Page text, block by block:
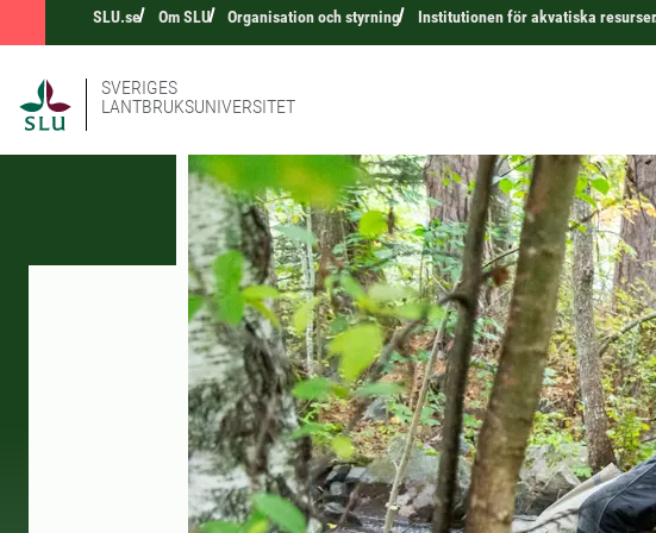
SLU.se Om SLU Organisation och styrning Institutionen för akvatiska resurser
SVERIGES
LANTBRUKSUNIVERSITET